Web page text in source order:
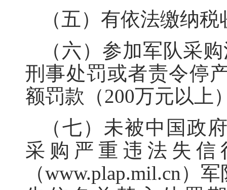
（五）有依法缴纳
（六）参加军队采
刑事处罚或者责令停
额罚款（200万元以上
（七）未被中国政
采购严重违法失
（www.plap.mil.cn）